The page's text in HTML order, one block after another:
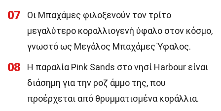
07
Οι Μπαχάμες φιλοξενούν τον τρίτο
μεγαλύτερο κοραλλιογενή ύφαλο στον κόσμο,
γνωστό ως Μεγάλος Μπαχάμες Ύφαλος.
08
Η παραλία Pink Sands στο νησί Harbour είναι
διάσημη για την ροζ άμμο της, που
προέρχεται από θρυμματισμένα κοράλλια.